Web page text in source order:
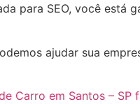
para SEO, você está
ajudar sua
Carro em Santos – SP